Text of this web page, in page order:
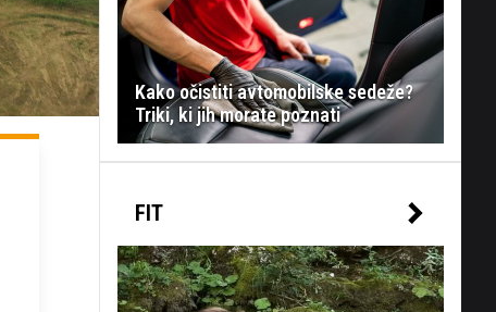
Kako očistiti avtomobilske sedeže?
Triki, ki jih morate poznati
FIT